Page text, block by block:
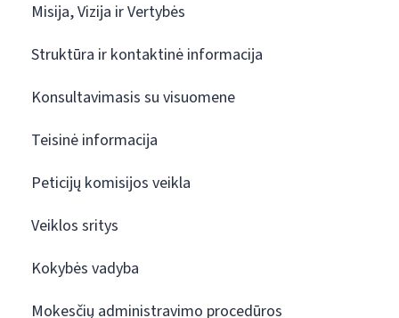
Misija, Vizija ir Vertybės
Struktūra ir kontaktinė informacija
Konsultavimasis su visuomene
Teisinė informacija
Peticijų komisijos veikla
Veiklos sritys
Kokybės vadyba
Mokesčių administravimo procedūros